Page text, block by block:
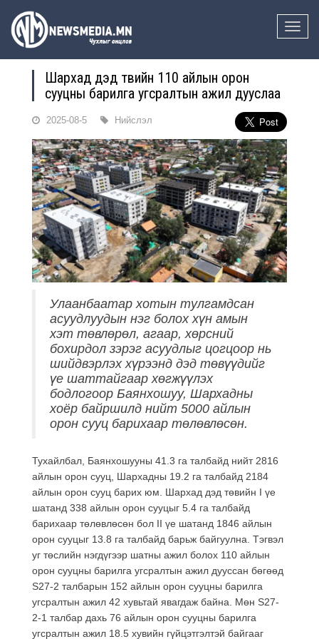
Toggle
Шархад дэд төвийн 110 айлын орон
сууцны барилга угсралтын ажил дууслаа
2025-08-5 Нийслэл
Улаанбаатар хотын тулгамдсан
асуудлуудын нэг болох хүн амын
хэт төвлөрөл, агаар, хөрсний
бохирдол зэрэг асуудлыг цогцоор нь
шийдвэрлэх хүрээнд дэд төвүүдийг
үе шаттайгаар хөгжүүлэх
бодлогоор Баянхошуу, Шархадны
хоёр байршилд нийт 5000 айлын
орон сууц барихаар төлөвлөсөн.
Тухайлбал, Баянхошууны 41.3 га талбайд нийт 2816
айлын орон сууц, Шархадны 19.2 га талбайд 2184
айлын орон сууц барих юм. Шархад дэд төвийн I үе
шатанд 338 айлын орон сууцыг 5.4 га талбайд
барихаар төлөвлөсөн бол II үе шатанд 1846 айлын
орон сууцыг 13.8 га талбайд барьж байгуулна. Тэгвэл
уг төслийн нэгдүгээр шатны ажил болох 110 айлын
орон сууцны барилга угсралтын ажил дууссан бөгөөд
S27-2 талбарын 152 айлын орон сууцны барилга
угсралтын ажил 42 хувьтай явагдаж байна. Мөн S27-
2-1 талбар дахь 76 айлын орон сууцны барилга
угсралтын ажил 18.5 хувийн гүйцэтгэлтэй байгааг